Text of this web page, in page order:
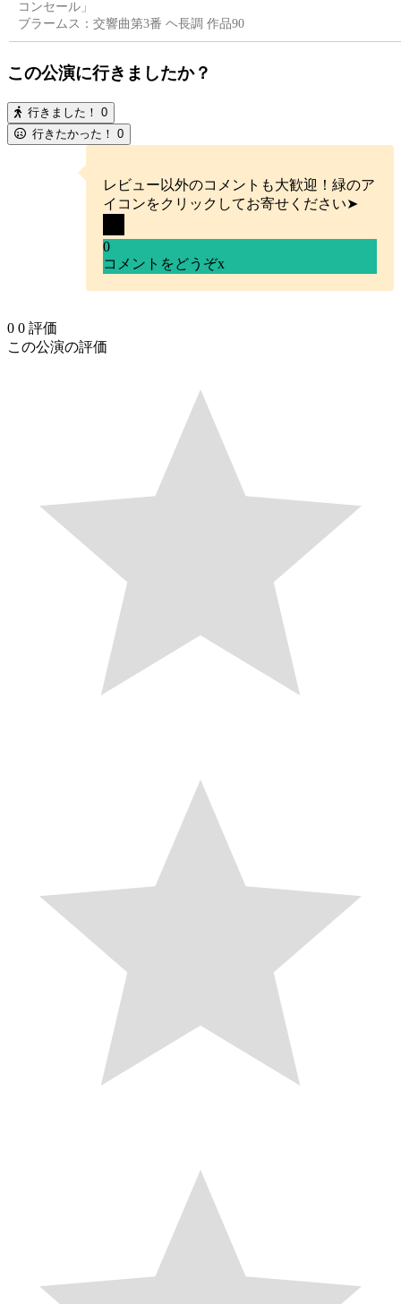
コンセール」
ブラームス：交響曲第3番 ヘ長調 作品90
この公演に行きましたか？
行きました！ 0
行きたかった！ 0
レビュー以外のコメントも大歓迎！緑のア
イコンをクリックしてお寄せください➤
0
コメントをどうぞx
0 0 評価
この公演の評価